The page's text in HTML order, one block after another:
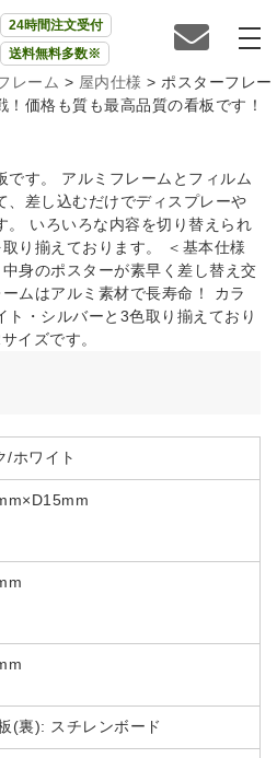
24時間注文受付
送料無料多数※
レーム > 屋内仕様 > ポスターフレー
価格も質も最高品質の看板です！
です。 アルミフレームとフィルム
、差し込むだけでディスプレーや
。 いろいろな内容を切り替えられ
り揃えております。 ＜基本仕様
身のポスターが素早く差し替え交
ムはアルミ素材で長寿命！ カラ
ト・シルバーと3色取り揃えており
イズです。
/ホワイト
裏): スチレンボード